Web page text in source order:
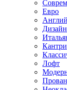
Евро
Кантри
Лофт